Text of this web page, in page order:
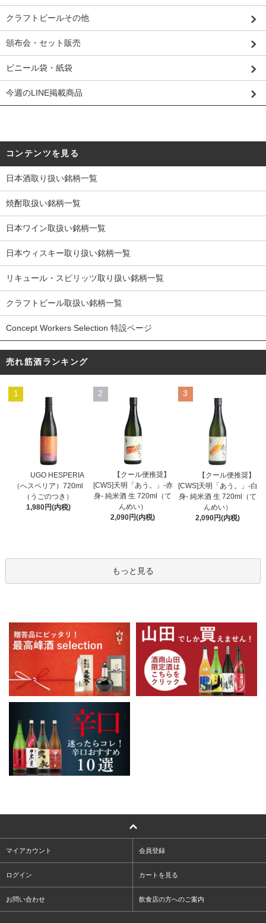
クラフトビールその他
頒布会・セット販売
ビニール袋・紙袋
今週のLINE掲載商品
コンテンツを見る
日本酒取り扱い銘柄一覧
焼酎取扱い銘柄一覧
日本ワイン取扱い銘柄一覧
日本ウィスキー取り扱い銘柄一覧
リキュール・スピリッツ取り扱い銘柄一覧
クラフトビール取扱い銘柄一覧
Concept Workers Selection 特設ページ
売れ筋酒ランキング
1
UGO HESPERIA
（へスペリア）720ml
（うごのつき）
1,980円(内税)
2
【クール便推奨】
[CWS]天明「あう。」-赤
身- 純米酒 生 720ml（て
んめい）
2,090円(内税)
3
【クール便推奨】
[CWS]天明「あう。」-白
身- 純米酒 生 720ml（て
んめい）
2,090円(内税)
もっと見る
マイアカウント 会員登録
ログイン カートを見る
お問い合わせ 飲食店の方へのご案内